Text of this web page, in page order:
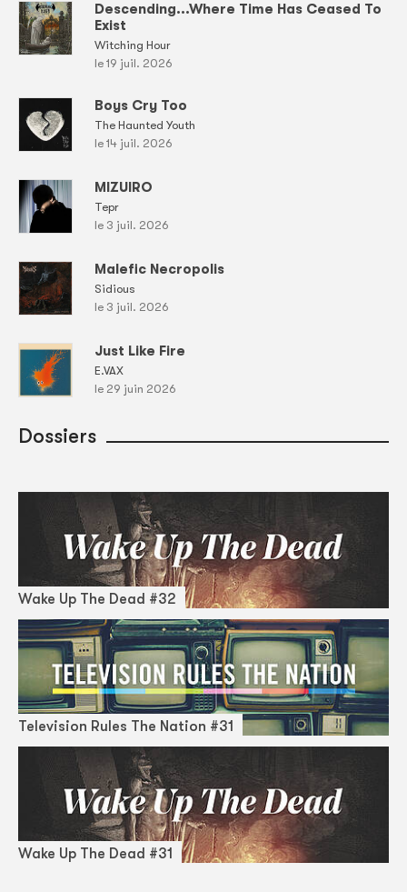
Descending...Where Time Has Ceased To
Exist
Witching Hour
le 19 juil. 2026
Boys Cry Too
The Haunted Youth
le 14 juil. 2026
MIZUIRO
Tepr
le 3 juil. 2026
Malefic Necropolis
Sidious
le 3 juil. 2026
Just Like Fire
E.VAX
le 29 juin 2026
Dossiers
Wake Up The Dead #32
Television Rules The Nation #31
Wake Up The Dead #31